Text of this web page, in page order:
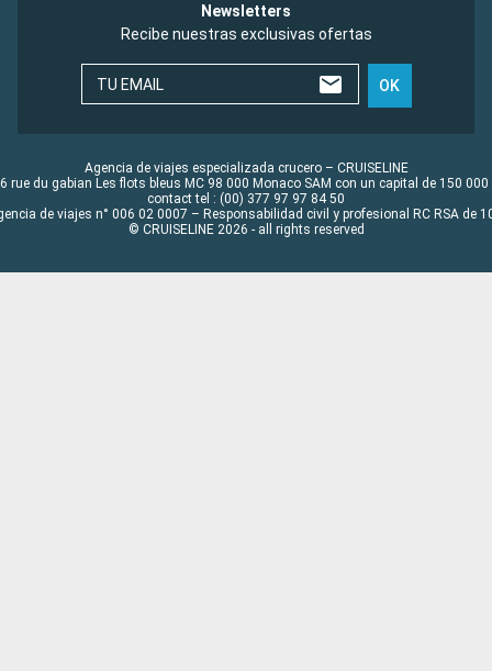
Newsletters
Recibe nuestras exclusivas ofertas
TU EMAIL OK
Agencia de viajes especializada crucero – CRUISELINE
rue du gabian Les flots bleus MC 98 000 Monaco SAM con un capital de 150 000
contact tel : (00) 377 97 97 84 50
de viajes n° 006 02 0007 – Responsabilidad civil y profesional RC RSA de
© CRUISELINE 2026 - all rights reserved